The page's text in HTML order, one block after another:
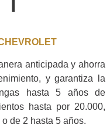
anticipada y ahorra
y garantiza la
hasta 5 años de
hasta por 20.000,
de 2 hasta 5 años.